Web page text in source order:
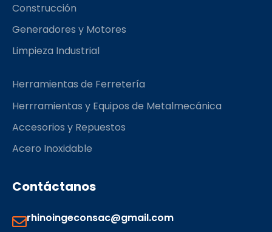
Construcción
Generadores y Motores
Limpieza Industrial
Herramientas de Ferretería
Herrramientas y Equipos de Metalmecánica
Accesorios y Repuestos
Acero Inoxidable
Contáctanos
rhinoingeconsac@gmail.com